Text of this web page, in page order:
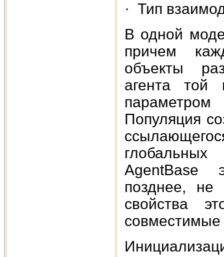
· Тип
В одной
причем
объекты
агента той
параметром
Популяция
AgentBase
позднее, не
свойства
совместимые